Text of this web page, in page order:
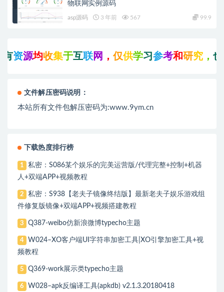
物联网实例源码
asp源码 3 年前 567 99.9
资源均收集于互联 网， 仅 供学习参 考和研究，也 可
文件解压密码说明：
本站所有文件包解压密码为:www.9ym.cn
下载热度排行榜
1
私密：S086某个娱乐的完美运营版/代理完整+控制+机器
人+双端APP+视频教程
2
私密：S938【老夫子镜像终结版】最新老夫子娱乐游戏组
件修复版镜像+双端APP+视频搭建教程
3 Q387-weibo仿新浪微博typecho主题
4
W024–XO客户端UI字符串加密工具|XO引擎加密工具+视
频教程
5 Q369-work展示类typecho主题
6 W028–apk反编译工具(apkdb) v2.1.3.20180418